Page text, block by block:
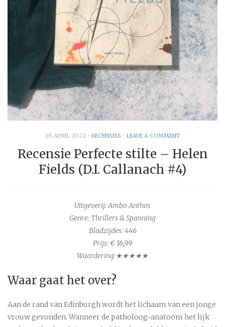
26 APRIL 2022 • RECENSIES • LEAVE A COMMENT
Recensie Perfecte stilte – Helen
Fields (D.I. Callanach #4)
Uitgeverij: Ambo Anthos
Genre: Thrillers & Spanning
Bladzijdes:446
Prijs: € 16,99
Waardering:★★★★★
Waar gaat het over?
Aan de rand van Edinburgh wordt het lichaam van een jonge
vrouw gevonden. Wanneer de patholoog-anatoom het lijk